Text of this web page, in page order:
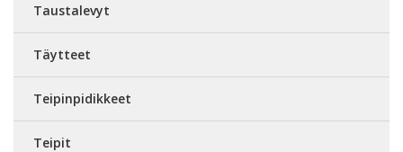
Taustalevyt
Täytteet
Teipinpidikkeet
Teipit